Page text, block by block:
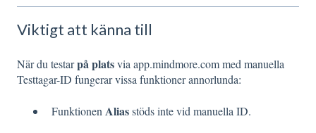
Viktigt att känna till
När du testarpå platsvia app.mindmore.com med manuella
Testtagar-ID fungerar vissa funktioner annorlunda:
Funktionen Aliasstöds inte vid manuella ID.